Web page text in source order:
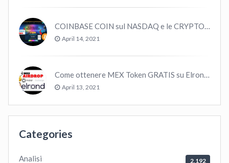
COINBASE COIN sul NASDAQ e le CRYPTO volano!
April 14, 2021
Come ottenere MEX Token GRATIS su Elrond ?
April 13, 2021
Categories
Analisi 2,192